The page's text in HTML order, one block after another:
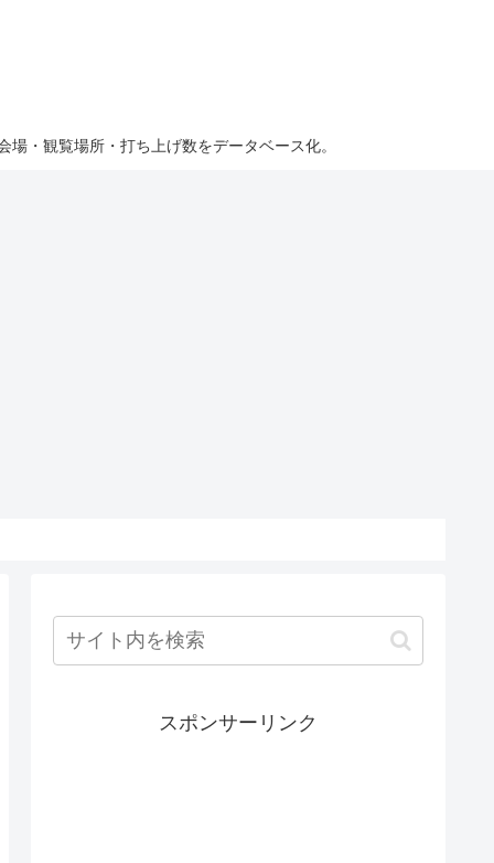
・観覧場所・打ち上げ数をデータベース化。
スポンサーリンク